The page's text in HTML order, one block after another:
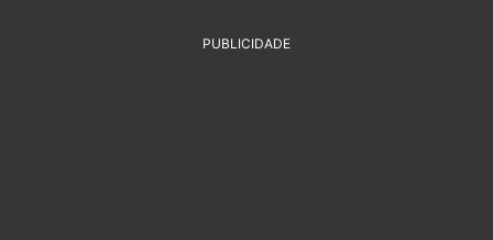
PUBLICIDADE